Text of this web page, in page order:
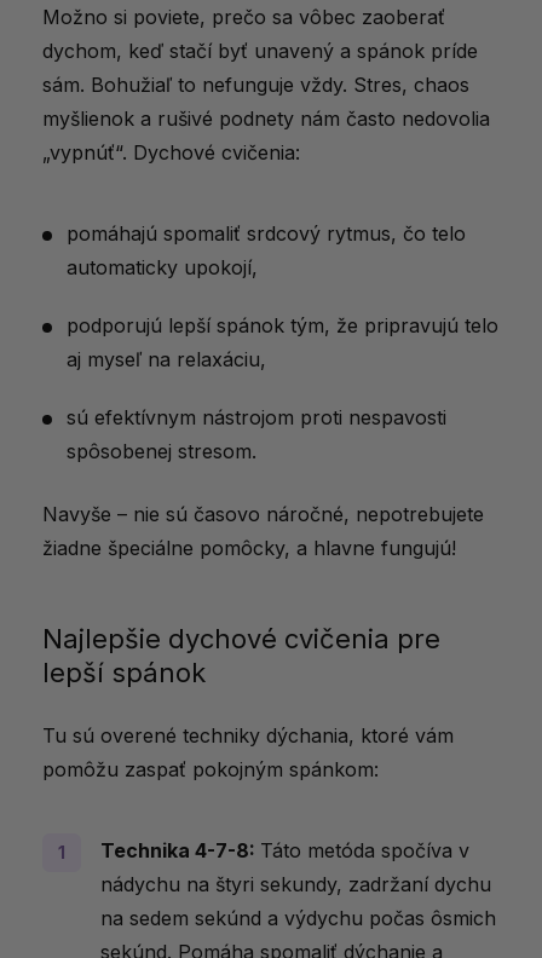
Možno si poviete, prečo sa vôbec zaoberať
dychom, keď stačí byť unavený a spánok príde
sám. Bohužiaľ to nefunguje vždy. Stres, chaos
myšlienok a rušivé podnety nám často nedovolia
„vypnúť“. Dychové cvičenia:
pomáhajú spomaliť srdcový rytmus, čo telo
automaticky upokojí,
podporujú lepší spánok tým, že pripravujú telo
aj myseľ na relaxáciu,
sú efektívnym nástrojom proti nespavosti
spôsobenej stresom.
Navyše – nie sú časovo náročné, nepotrebujete
žiadne špeciálne pomôcky, a hlavne fungujú!
Najlepšie dychové cvičenia pre
lepší spánok
Tu sú overené techniky dýchania, ktoré vám
pomôžu zaspať pokojným spánkom:
Technika 4-7-8: Táto metóda spočíva v
nádychu na štyri sekundy, zadržaní dychu
na sedem sekúnd a výdychu počas ôsmich
sekúnd. Pomáha spomaliť dýchanie a